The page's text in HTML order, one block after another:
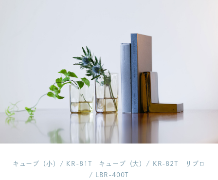
キューブ（小）/ KR-81T キューブ（大）/ KR-82T
リブロ
/ LBR-400T